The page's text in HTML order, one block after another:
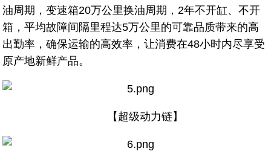
油周期，变速箱20万公里换油周期，2年不开缸、不开
箱，平均故障间隔里程达5万公里的可靠品质带来的高
出勤率，确保运输的高效率，让消费在48小时内尽享受
原产地新鲜产品。
【超级动力链】